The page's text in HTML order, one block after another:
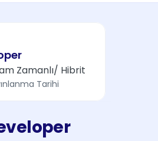
Zamanlı/ Hibrit
Tarihi